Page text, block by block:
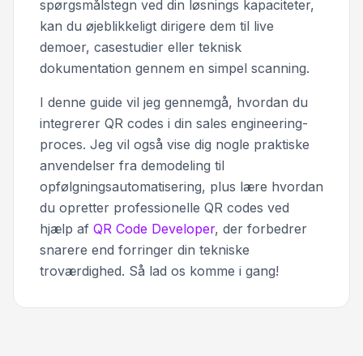
spørgsmålstegn ved din løsnings kapaciteter,
kan du øjeblikkeligt dirigere dem til live
demoer, casestudier eller teknisk
dokumentation gennem en simpel scanning.
I denne guide vil jeg gennemgå, hvordan du
integrerer QR codes i din sales engineering-
proces. Jeg vil også vise dig nogle praktiske
anvendelser fra demodeling til
opfølgningsautomatisering, plus lære hvordan
du opretter professionelle QR codes ved
hjælp af QR Code Developer, der forbedrer
snarere end forringer din tekniske
troværdighed. Så lad os komme i gang!